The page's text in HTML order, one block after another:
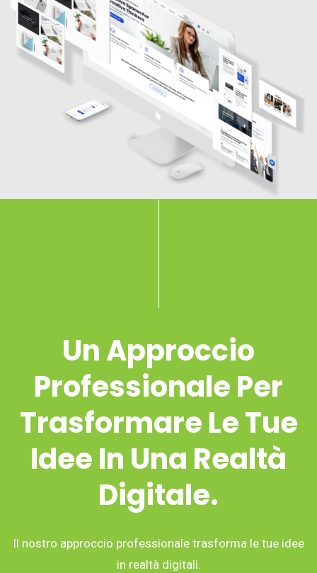
Un Approccio
Professionale Per
Trasformare Le Tue
Idee In Una Realtà
Digitale.
Il nostro approccio professionale trasforma le tue idee
in realtà digitali.